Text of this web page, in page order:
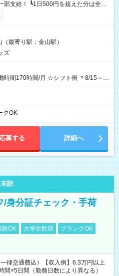
は自己負担となります ★日払い
たその日に現金GET♪ お仕事後はコン
最寄り駅：金山駅）
ズ
/月 ☆シフト例 ＊8/15～
12：00 17：00～21：00 ＊8/31
ます！ 12：00～16：00 ＊9/6～
クOK
応募する 詳細へ
未読
/身分証チェック・手荷
験OK 大学生歓迎
ブランクOK
律交通費込）【収入例】6.3万円以上
×5日間（勤務日数により異なる）